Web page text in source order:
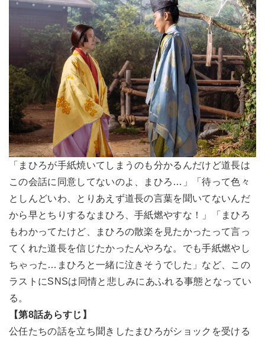
「まひろが手紙焼いてしまうのも分かるんだけど道長は
この会話に同意してないのよ、まひろ…」「待って色々
としんどいわ、とりあえず道長の言葉を聞いてないんだ
から早とちりするなまひろ、手紙燃やすな！」「まひろ
もわかってたけど、まひろの散楽を見たかったって言っ
てくれた道長を信じたかったんやろな。でも手紙燃やし
ちゃった…まひろと一緒に泣きそうでした」など、この
ラストにSNSは同情と悲しみにあふれる事態となってい
る。
【第8話あらすじ】
公任たちの話を立ち聞きしたまひろがショックを受ける